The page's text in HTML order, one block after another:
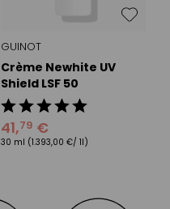
GUINOT
Crème Newhite UV
Shield LSF 50
41,79 €
30 ml (1.393,00 €/ 1l)